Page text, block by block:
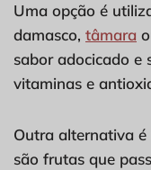
Uma opção é
damasco, tâmara
sabor adocicado e
vitaminas e
Outra alternativa
são frutas que